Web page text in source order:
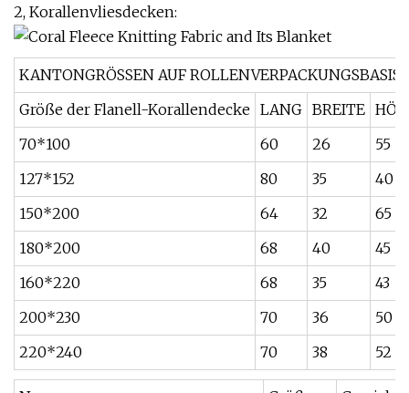
2, Korallenvliesdecken:
KANTONGRÖSSEN AUF ROLLENVERPACKUNGSBASIS
Größe der Flanell-Korallendecke LANG BREITE
70*100
60 26
55
127*152
80 35
40
150*200
64 32
65
180*200
68 40
45
160*220
68 35
43
200*230
70 36
50
220*240
70 38 52